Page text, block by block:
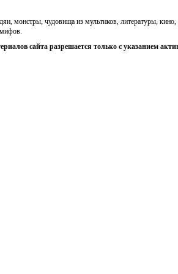
монстры, чудовища из мультиков, литературы,
сайта разрешается только с указанием